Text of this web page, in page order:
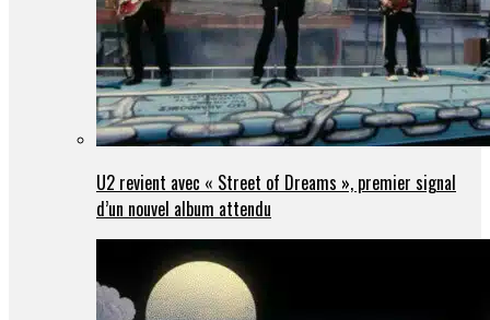
U2 revient avec « Street of Dreams », premier signal
d’un nouvel album attendu